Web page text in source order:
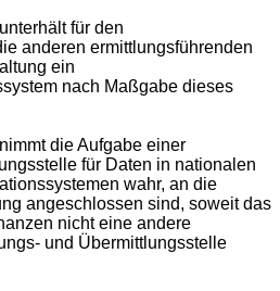
für den
anderen ermittlungsführenden
ein
nach Maßgabe dieses
die Aufgabe einer
für Daten in nationalen
wahr, an die
angeschlossen sind, soweit das
nicht eine andere
und Übermittlungsstelle